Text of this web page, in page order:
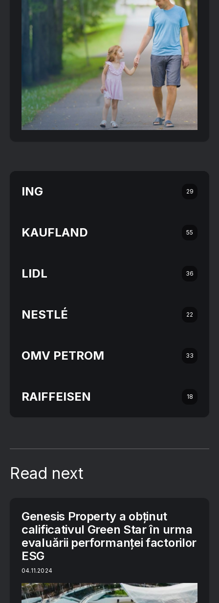
ING 29
KAUFLAND 55
LIDL 36
NESTLÉ 22
OMV PETROM 33
RAIFFEISEN 18
Read next
Genesis Property a obținut
calificativul Green Star în urma
evaluării performanței factorilor
ESG
04.11.2024